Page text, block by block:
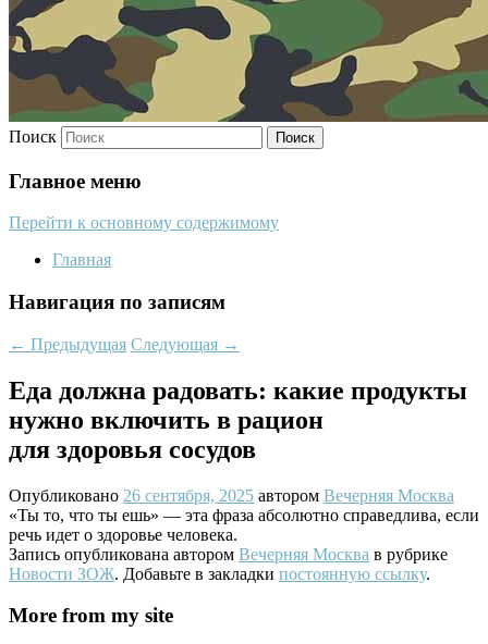
Поиск
Главное меню
Перейти к основному содержимому
Главная
Навигация по записям
← Предыдущая Следующая →
Еда должна радовать: какие продукты
нужно включить в рацион
для здоровья сосудов
Опубликовано 26 сентября, 2025 автором Вечерняя Москва
«Ты то, что ты ешь» — эта фраза абсолютно справедлива, если
речь идет о здоровье человека.
Запись опубликована автором Вечерняя Москва в рубрике
Новости ЗОЖ. Добавьте в закладки постоянную ссылку.
More from my site